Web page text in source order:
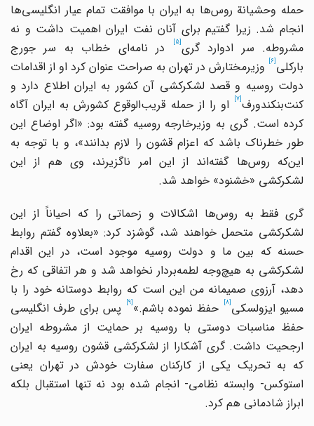
حمله وحشیانة روس‌ها به ایران با موافقت تمام عیار انگلیسی‌ها
انجام شد. زیرا گفتیم برای آنان نفت ایران اهمیت داشت و نه
مشروطه. سر ادوارد گری در نامه‌ای خطاب به سر جورج
بارکلی[6]
وزیرمختارش در تهران به صراحت عنوان کرد او از اقدامات
دولت روسیه و قصد لشکرکشی آن کشور به ایران اطلاع دارد و
کنت‌بنکندورف او را از حمله قریب‌الوقوع کشورش به ایران آگاه
کرده است. گری به وزیرخارجه روسیه گفته بود: «اگر اوضاع این
طور خطرناک باشد که اعزام قشون را لازم بدانند»، و با توجه به
این‌که روس‌ها گفته‌‌اند از این امر ناگزیرند، وی هم از این
لشکرکشی «خشنود» خواهد شد.
گری فقط به روس‌ها اشکالات و زحماتی را که احیاناً از این
لشکرکشی متحمل خواهند شد، گوشزد کرد: «بعلاوه گفتم روابط
حسنه که بین ما و دولت روسیه موجود است، در این اقدام
لشکرکشی به هیچ‌وجه لطمه‌بردار نخواهد شد و هر اتفاقی که رخ
دهد، آرزوی صمیمانه من این است که روابط دوستانه خود را با
مسیو ایزولسکی[8] حفظ نموده باشم.» پس برای طرف انگلیسی
حفظ مناسبات دوستی با روسیه بر حمایت از مشروطه ایران
ارجحیت داشت. گری آشکارا از لشکرکشی قشون روسیه به ایران
که به تحریک یکی از کارکنان سفارت خودش در تهران یعنی
استوکس- وابسته نظامی- انجام شده بود نه تنها استقبال بلکه
ابراز شادمانی هم کرد.